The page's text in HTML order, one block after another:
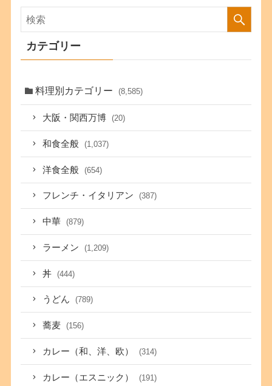
カテゴリー
料理別カテゴリー (8,585)
大阪・関西万博 (20)
和食全般 (1,037)
洋食全般 (654)
フレンチ・イタリアン (387)
中華 (879)
ラーメン (1,209)
丼 (444)
うどん (789)
蕎麦 (156)
カレー（和、洋、欧） (314)
カレー（エスニック） (191)